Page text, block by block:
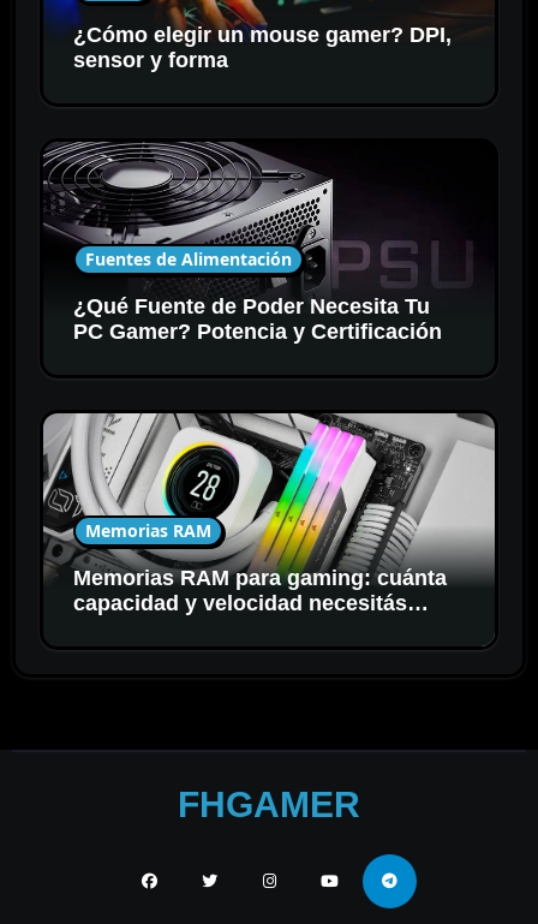
¿Cómo elegir un mouse gamer? DPI,
sensor y forma
Fuentes de Alimentación
¿Qué Fuente de Poder Necesita Tu
PC Gamer? Potencia y Certificación
Memorias RAM
Memorias RAM para gaming: cuánta
capacidad y velocidad necesitás
FHGAMER